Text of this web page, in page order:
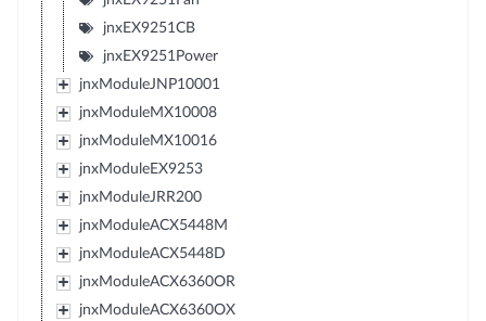
jnxEX9251CB
jnxEX9251Power
jnxModuleJNP10001
jnxModuleMX10008
jnxModuleMX10016
jnxModuleEX9253
jnxModuleJRR200
jnxModuleACX5448M
jnxModuleACX5448D
jnxModuleACX6360OR
jnxModuleACX6360OX